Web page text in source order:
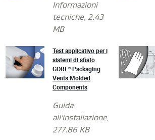
Informazioni
tecniche, 2.43
MB
Test applicativo per i
sistemi di sfiato
GORE®Packaging
Vents Molded
Components
Guida
all'installazione,
277.86 KB